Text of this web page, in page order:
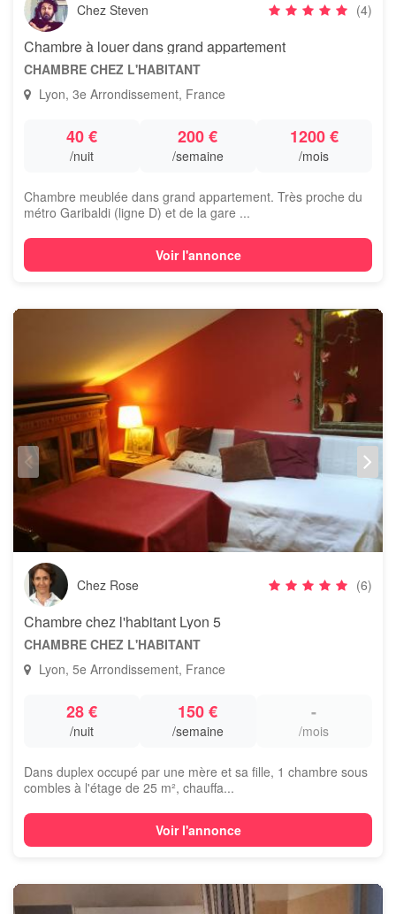
Chez Steven (4)
Chambre à louer dans grand appartement
CHAMBRE CHEZ L'HABITANT
Lyon, 3e Arrondissement, France
40 €
/nuit
200 €
/semaine
1200 €
/mois
Chambre meublée dans grand appartement. Très proche du
métro Garibaldi (ligne D) et de la gare ...
Voir l'annonce
Chez Rose (6)
Chambre chez l'habitant Lyon 5
CHAMBRE CHEZ L'HABITANT
Lyon, 5e Arrondissement, France
28 €
/nuit
150 €
/semaine
-
/mois
Dans duplex occupé par une mère et sa fille, 1 chambre sous
combles à l'étage de 25 m², chauffa...
Voir l'annonce